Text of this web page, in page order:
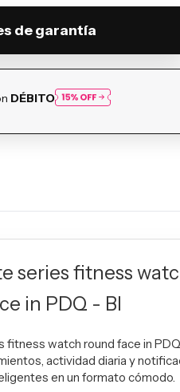
de garantía
DÉBITO
series fitness
in PDQ - Bl
watch round face in
actividad diaria y
en un formato cómodo.